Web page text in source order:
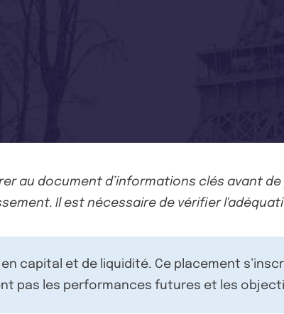
au document d’informations clés avant
Il est nécessaire de vérifier
capital et de liquidité. Ce placement
pas les performances futures et les